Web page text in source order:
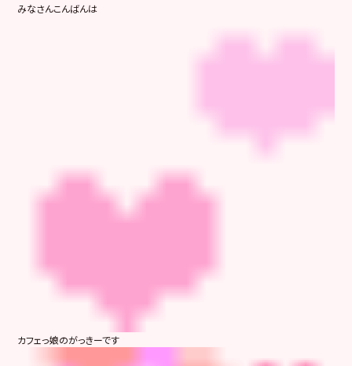
みなさんこんばんは
カフェっ娘のがっきーです